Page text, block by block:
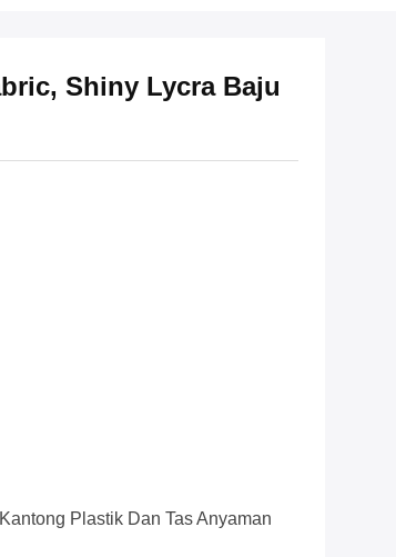
Shiny Lycra Baju
Plastik Dan Tas Anyaman